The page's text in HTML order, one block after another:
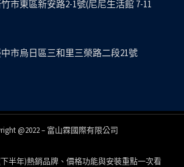
市東區新安路2-1號(尼尼生活館 7-11
市烏日區三和里三榮路二段21號
@2022 – 富山霖國際有限公司
下半年)熱銷品牌、價格功能與安裝重點一次看